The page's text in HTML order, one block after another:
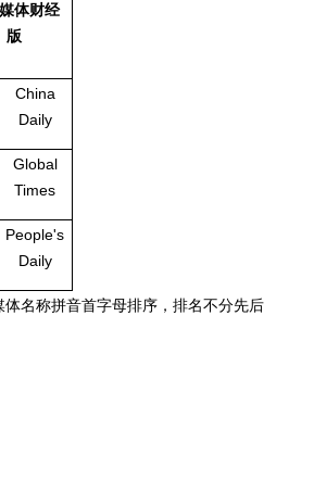
体财经
版
China
Daily
Global
Times
People's
Daily
名称拼音首字母排序，排名不分先后